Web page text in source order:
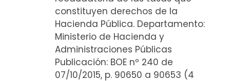
constituyen derechos de la
Hacienda Pública. Departamento:
Ministerio de Hacienda y
Administraciones Públicas
Publicación: BOE nº 240 de
07/10/2015, p. 90650 a 90653 (4